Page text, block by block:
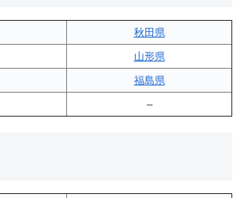
秋田県
山形県
福島県
–